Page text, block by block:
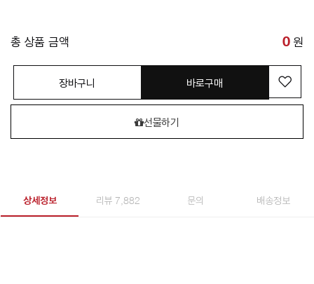
총 상품 금액 0 원
장바구니 바로구매
선물하기
상세정보 리뷰 7,882 문의 배송정보